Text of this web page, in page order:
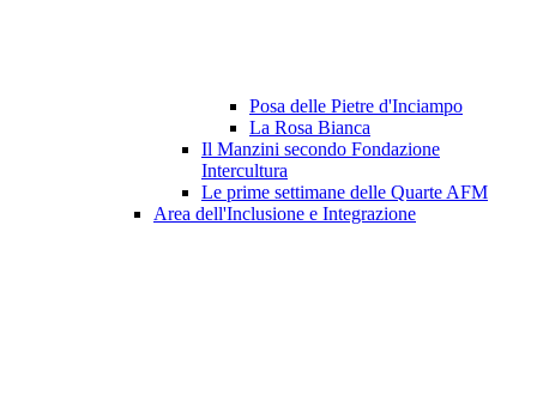
Posa delle Pietre d'Inciampo
La Rosa Bianca
Il Manzini secondo Fondazione
Intercultura
Le prime settimane delle Quarte AFM
Area dell'Inclusione e Integrazione